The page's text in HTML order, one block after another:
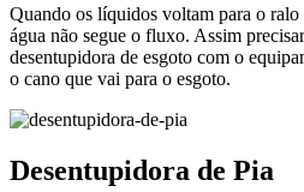
Quando os líquidos voltam para o
água não segue o fluxo. Assim
desentupidora de esgoto com o
o cano que vai para o esgoto.
Desentupidora de Pia